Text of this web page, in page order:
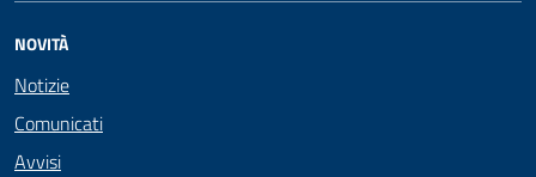
NOVITÀ
Notizie
Comunicati
Avvisi